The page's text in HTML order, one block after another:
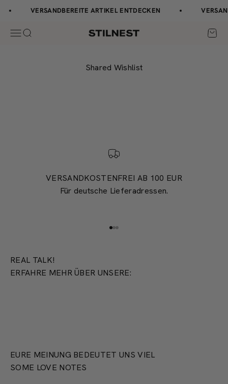
↵ Zum Inhalt springen
↵ Zum Menü springen
↵ Fußzeile springen
↵ Barrierefreiheits-Widget öffnen
Zum Inhalt springen
VERSANDBEREITE ARTIKEL ENTDECKEN
Navigationsmenü öffnen
Suche öffnen Stilnest
Shared Wishlist
VERSANDKOSTENFREI AB 100 EUR
Für deutsche Lieferadressen.
REAL TALK!
ERFAHRE MEHR ÜBER UNSERE:
EURE MEINUNG BEDEUTET UNS VIEL
SOME LOVE NOTES